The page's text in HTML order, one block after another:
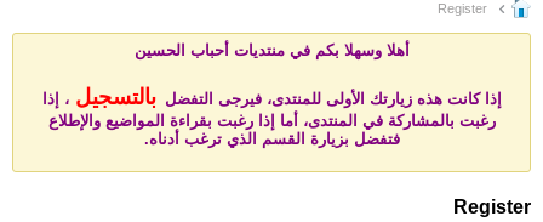
Register
أهلا وسهلا بكم في منتديات أحباب الحسين
إذا كانت هذه زيارتك الأولى للمنتدى، فيرجى التفضل بالتسجيل ، إذا
رغبت بالمشاركة في المنتدى، أما إذا رغبت بقراءة المواضيع والإطلاع
فتفضل بزيارة القسم الذي ترغب أدناه.
Register